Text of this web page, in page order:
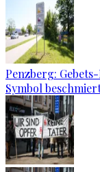
Penzberg:
Symbol